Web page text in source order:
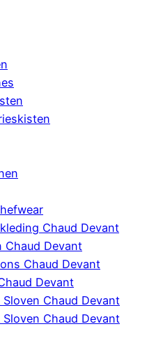
Chaud Devant
Chaud Devant
Chaud Devant
Devant
Chaud Devant
Chaud Devant